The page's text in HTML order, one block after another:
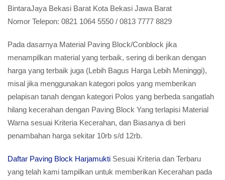
BintaraJaya Bekasi Barat Kota Bekasi Jawa Barat
Nomor Telepon: 0821 1064 5550 / 0813 7777 8829
Pada dasarnya Material Paving Block/Conblock jika
menampilkan material yang terbaik, sering di berikan dengan
harga yang terbaik juga (Lebih Bagus Harga Lebih Meninggi),
misal jika menggunakan kategori polos yang memberikan
pelapisan tanah dengan kategori Polos yang berbeda sangatlah
hilang kecerahan dengan Paving Block Yang terlapisi Material
Warna sesuai Kriteria Kecerahan, dan Biasanya di beri
penambahan harga sekitar 10rb s/d 12rb.
Daftar Paving Block Harjamukti Sesuai Kriteria dan Terbaru
yang telah kami tampilkan untuk memberikan Kecerahan pada